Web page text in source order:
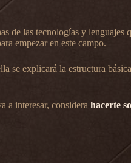
de las tecnologías y lenguajes
empezar en este campo.
se explicará la estructura
a interesar, considera hacerte